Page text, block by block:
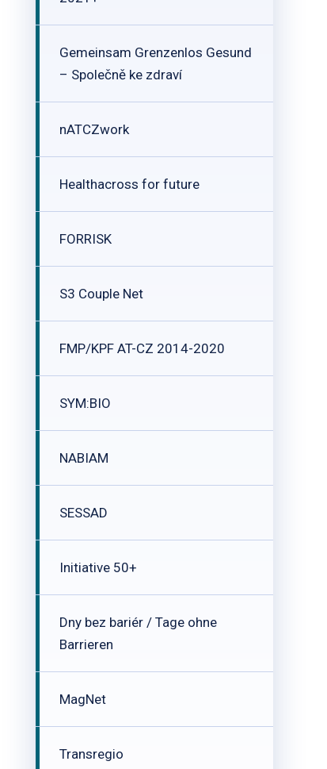
Gemeinsam Grenzenlos Gesund
– Společně ke zdraví
nATCZwork
Healthacross for future
FORRISK
S3 Couple Net
FMP/KPF AT-CZ 2014-2020
SYM:BIO
NABIAM
SESSAD
Initiative 50+
Dny bez bariér / Tage ohne
Barrieren
MagNet
Transregio